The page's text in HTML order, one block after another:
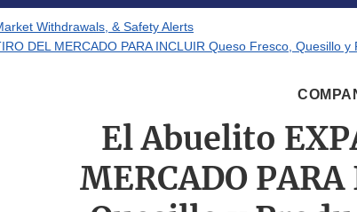
Withdrawals, & Safety Alerts
DEL MERCADO PARA INCLUIR Queso Fresco, Quesillo
El Abuelito
MERCADO